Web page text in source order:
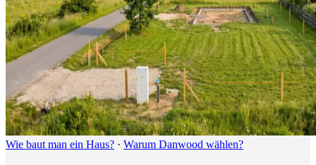
Wie baut man ein Haus? · Warum Danwood wählen?